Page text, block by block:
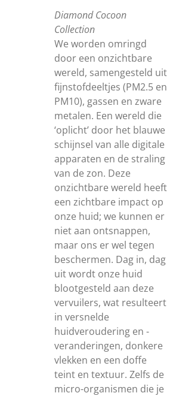
Diamond Cocoon
Collection
We worden omringd
door een onzichtbare
wereld, samengesteld uit
fijnstofdeeltjes (PM2.5 en
PM10), gassen en zware
metalen. Een wereld die
‘oplicht’ door het blauwe
schijnsel van alle digitale
apparaten en de straling
van de zon. Deze
onzichtbare wereld heeft
een zichtbare impact op
onze huid; we kunnen er
niet aan ontsnappen,
maar ons er wel tegen
beschermen. Dag in, dag
uit wordt onze huid
blootgesteld aan deze
vervuilers, wat resulteert
in versnelde
huidveroudering en -
veranderingen, donkere
vlekken en een doffe
teint en textuur. Zelfs de
micro-organismen die je